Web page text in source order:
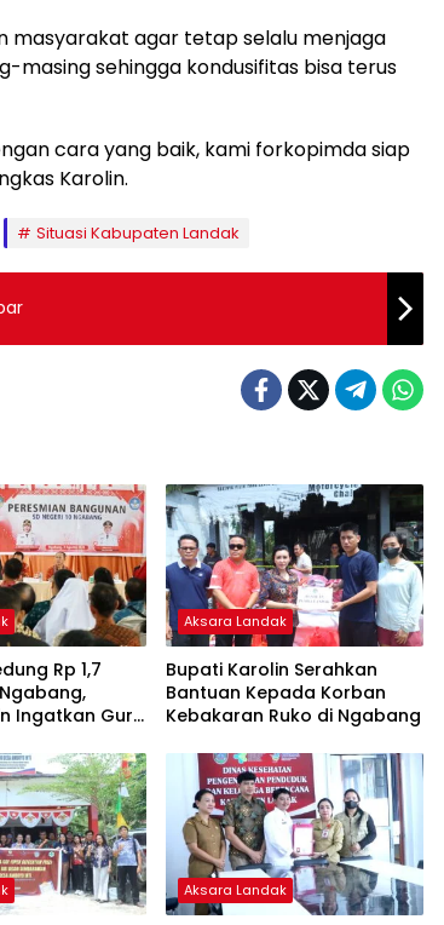
masyarakat agar tetap selalu menjaga
masing sehingga kondusifitas bisa terus
cara yang baik, kami forkopimda siap
Karolin.
Situasi Kabupaten Landak
Rp 1,7
Ngabang,
Ingatkan Guru
Aksara Landak
Bupati Karolin Serahkan
Bantuan Kepada Korban
Kebakaran Ruko di Ngabang
Aksara Landak